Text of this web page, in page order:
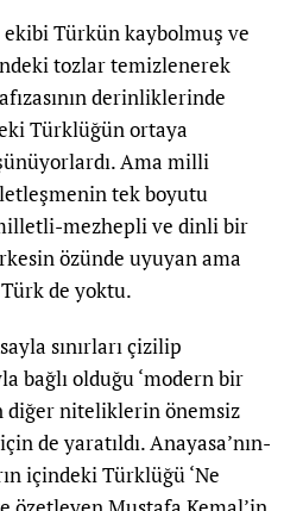
ekibi Türkün kaybolmuş ve
tozlar temizlenerek
derinliklerinde
Türklüğün ortaya
Ama milli
tek boyutu
mezhepli ve dinli bir
özünde uyuyan ama
de yoktu.
sınırları çizilip
bağlı olduğu ‘modern bir
diğer niteliklerin önemsiz
de yaratıldı. Anayasa’nın-
içindeki Türklüğü ‘Ne